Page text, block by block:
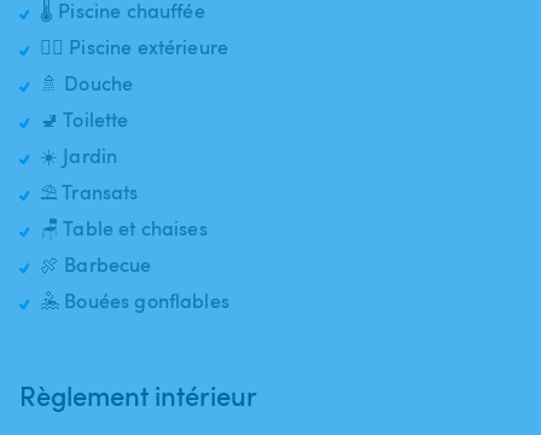
🌡️ Piscine chauffée
🏊‍♂️ Piscine extérieure
🚿 Douche
🚽 Toilette
☀️ Jardin
⛱️ Transats
🪑 Table et chaises
🍖 Barbecue
🤽 Bouées gonflables
Règlement intérieur